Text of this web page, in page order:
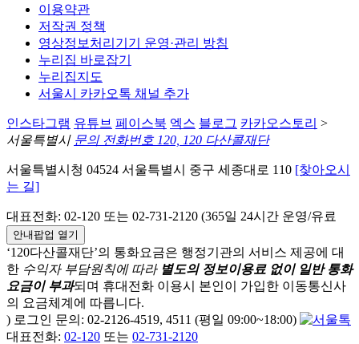
이용약관
저작권 정책
영상정보처리기기 운영·관리 방침
누리집 바로잡기
누리집지도
서울시 카카오톡 채널 추가
인스타그램 유튜브 페이스북 엑스 블로그 카카오스토리 >
서울특별시 문의 전화번호 120, 120 다산콜재단
서울특별시청 04524 서울특별시 중구 세종대로 110 [찾아오시
는 길]
대표전화: 02-120 또는 02-731-2120 (365일 24시간 운영/유료
안내팝업 열기
‘120다산콜재단’의 통화요금은 행정기관의 서비스 제공에 대
한 수익자 부담원칙에 따라 별도의 정보이용료 없이 일반 통화
요금이 부과되며 휴대전화 이용시 본인이 가입한 이동통신사
의 요금체계에 따릅니다.
) 로그인 문의: 02-2126-4519, 4511 (평일 09:00~18:00)
대표전화: 02-120 또는 02-731-2120